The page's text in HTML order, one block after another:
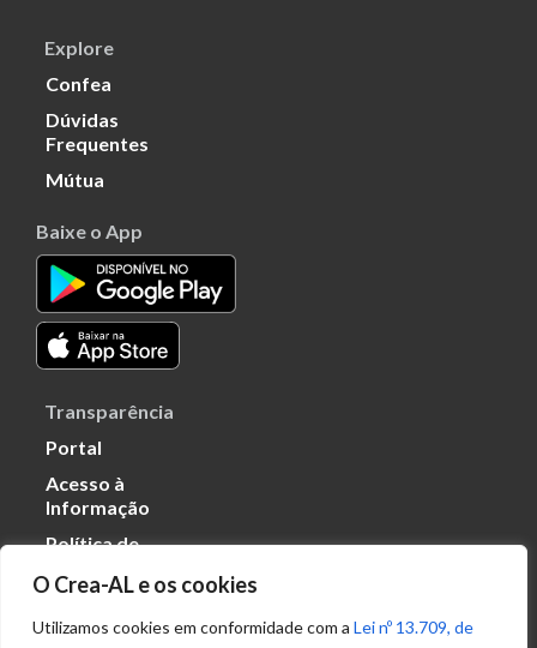
O Crea-AL e os cookies
Utilizamos cookies em conformidade com a Lei nº 13.709, de
Explore
Confea
Dúvidas
Frequentes
Mútua
Baixe o App
Transparência
Portal
Acesso à
Informação
Política de
Dados